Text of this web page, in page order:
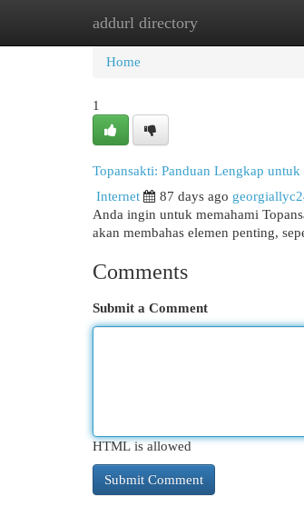
addurl directory
Home New Site Listings
Home
1
Topansakti: Panduan Lengkap untuk
Internet
87 days ago
Anda ingin untuk memahami
akan membahas elemen penting,
Comments
Submit a Comment
HTML is allowed